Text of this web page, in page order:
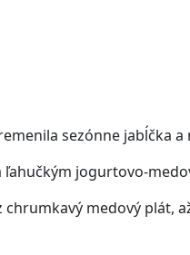
sezónne jabĺčka
jogurtovo-
medový